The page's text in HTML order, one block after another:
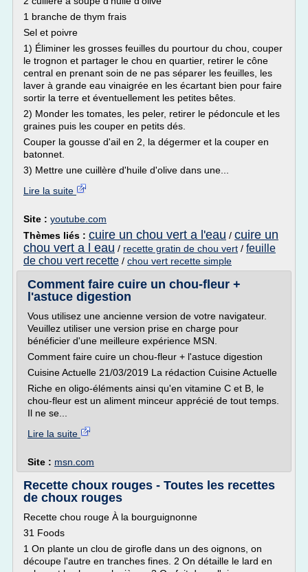
1 branche de thym frais
Sel et poivre
1) Éliminer les grosses feuilles du pourtour du chou, couper
le trognon et partager le chou en quartier, retirer le cône
central en prenant soin de ne pas séparer les feuilles, les
laver à grande eau vinaigrée en les écartant bien pour faire
sortir la terre et éventuellement les petites bêtes.
2) Monder les tomates, les peler, retirer le pédoncule et les
graines puis les couper en petits dés.
Couper la gousse d'ail en 2, la dégermer et la couper en
batonnet.
3) Mettre une cuillère d'huile d'olive dans une...
Lire la suite
Site : youtube.com
Thèmes liés : cuire un chou vert a l'eau / cuire un
chou vert a l eau / recette gratin de chou vert / feuille
de chou vert recette / chou vert recette simple
Comment faire cuire un chou-fleur +
l'astuce digestion
Vous utilisez une ancienne version de votre navigateur.
Veuillez utiliser une version prise en charge pour
bénéficier d'une meilleure expérience MSN.
Comment faire cuire un chou-fleur + l'astuce digestion
Cuisine Actuelle 21/03/2019 La rédaction Cuisine Actuelle
Riche en oligo-éléments ainsi qu'en vitamine C et B, le
chou-fleur est un aliment minceur apprécié de tout temps.
Il ne se...
Lire la suite
Site : msn.com
Recette choux rouges - Toutes les recettes
de choux rouges
Recette chou rouge À la bourguignonne
31 Foods
1 On plante un clou de girofle dans un des oignons, on
découpe l'autre en tranches fines. 2 On détaille le lard en